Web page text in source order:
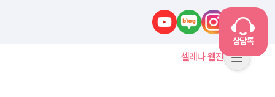
유튜브네이버블로그인스타그램카카오톡
셀레나 웹진 메뉴
상담톡